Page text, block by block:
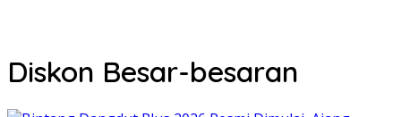
Diskon Besar-besaran